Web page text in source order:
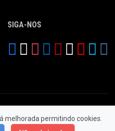
melhorada permitindo cookies.
SIGA-NOS
os Direitos Reservados.